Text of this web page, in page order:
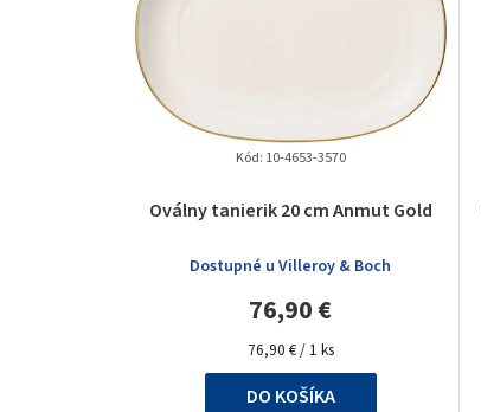
Oválny tanierik 20 cm Anmut Gold
Dostupné u Villeroy & Boch
76,90 €
Jednotková
cena:
76,90 € / 1 ks
DO KOŠÍKA
Kód: 10-4653-3570